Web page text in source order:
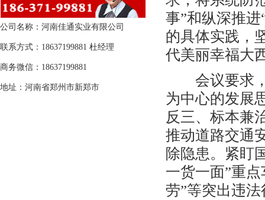
公司名称：河南佳通实业有限公司
联系方式：18637199881 杜经理
商务微信：18637199881
地址：河南省郑州市新郑市
事”和纵深推
的具体实践，
代美丽幸福大
会议要求，
为中心的发展
反三、标本兼
推动道路交通
除隐患。紧盯
一货一面”重
劳”等突出违